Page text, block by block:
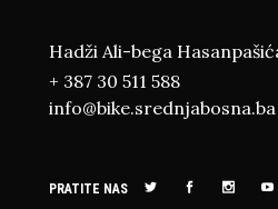
Hadži Ali-bega
+ 387 30 511 588
info@bike.srednjabosna.ba
PRATITE NAS